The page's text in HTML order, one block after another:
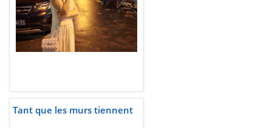
Tant que les murs tiennent